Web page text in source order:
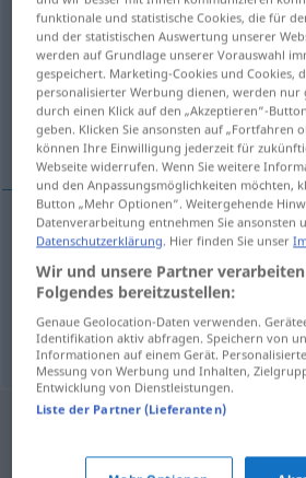
Übersicht aller Übersetzungen
(Für mehr Details die Übersetzung
einwickeln, einpacken,
einrollen
einwickeln,einpacken ,verpacken
einhüllen, einrollen zamotati
funktionale und statistische Cookies, die für
und der statistischen Auswertung unserer
werden auf Grundlage unserer Vorauswahl
gespeichert. Marketing-Cookies und Cookies,
personalisierter Werbung dienen, werden nur
durch einen Klick auf den „Akzeptieren“-
geben. Klicken Sie ansonsten auf „Fortfahren
können Ihre Einwilligung jederzeit für
Webseite widerrufen. Wenn Sie weitere
und den Anpassungsmöglichkeiten möchten,
Button „Mehr Optionen“. Weitergehende
Datenverarbeitung entnehmen Sie ansonsten
Datenschutzerklärung. Hier finden Sie unser
Wir und unsere Partner
Folgendes bereitzustellen:
Genaue Geolocation-Daten verwenden.
Identifikation aktiv abfragen. Speichern von
Informationen auf einem Gerät.
Messung von Werbung und Inhalten,
Entwicklung von Dienstleistungen.
Liste der Partner (Lieferanten)